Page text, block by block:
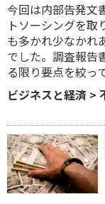
今回は内部告発文
トソーシングを取
も多かれ少なかれ
でした。調査報告
る限り要点を絞っ
ビジネスと経済 >